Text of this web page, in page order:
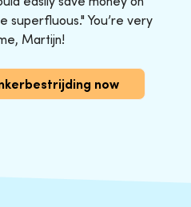
superfluous." You’re very
Martijn!
now